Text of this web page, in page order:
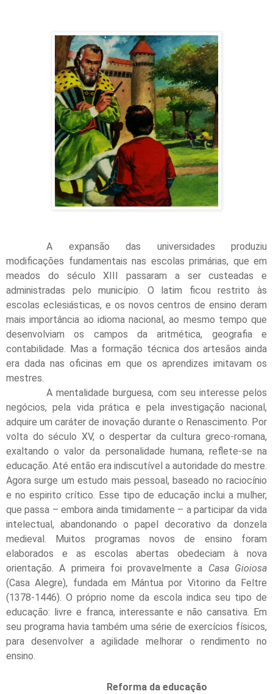
A expansão das universidades produziu
modificações fundamentais nas escolas primárias, que em
meados do século XIII passaram a ser custeadas e
administradas pelo município. O latim ficou restrito às
escolas eclesiásticas, e os novos centros de ensino deram
mais importância ao idioma nacional, ao mesmo tempo que
desenvolviam os campos da aritmética, geografia e
contabilidade. Mas a formação técnica dos artesãos ainda
era dada nas oficinas em que os aprendizes imitavam os
mestres.
A mentalidade burguesa, com seu interesse pelos
negócios, pela vida prática e pela investigação nacional,
adquire um caráter de inovação durante o Renascimento. Por
volta do século XV, o despertar da cultura greco-romana,
exaltando o valor da personalidade humana, reflete-se na
educação. Até então era indiscutível a autoridade do mestre.
Agora surge um estudo mais pessoal, baseado no raciocínio
e no espirito crítico. Esse tipo de educação inclui a mulher,
que passa – embora ainda timidamente – a participar da vida
intelectual, abandonando o papel decorativo da donzela
medieval. Muitos programas novos de ensino foram
elaborados e as escolas abertas obedeciam à nova
orientação. A primeira foi provavelmente a Casa Gioiosa
(Casa Alegre), fundada em Mântua por Vitorino da Feltre
(1378-1446). O próprio nome da escola indica seu tipo de
educação: livre e franca, interessante e não cansativa. Em
seu programa havia também uma série de exercícios físicos,
para desenvolver a agilidade melhorar o rendimento no
ensino.
Reforma da educação